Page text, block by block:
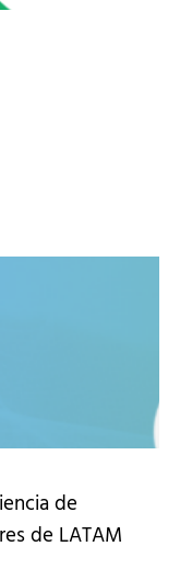
de
de LATAM